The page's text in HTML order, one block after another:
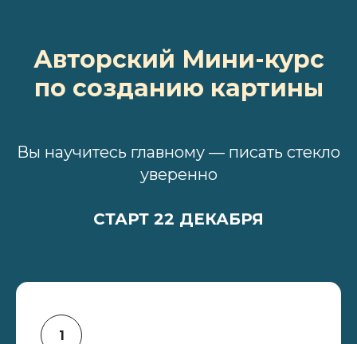
Авторский Мини-курс
по созданию картины
Вы научитесь главному — писать стекло
уверенно
СТАРТ 22 ДЕКАБРЯ